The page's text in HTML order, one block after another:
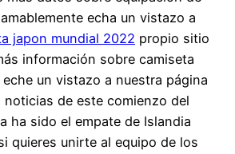
echa un vistazo a
japon mundial 2022 propio sitio
información sobre camiseta
un vistazo a nuestra página
noticias de este comienzo del
ha sido el empate de Islandia
quieres unirte al equipo de los